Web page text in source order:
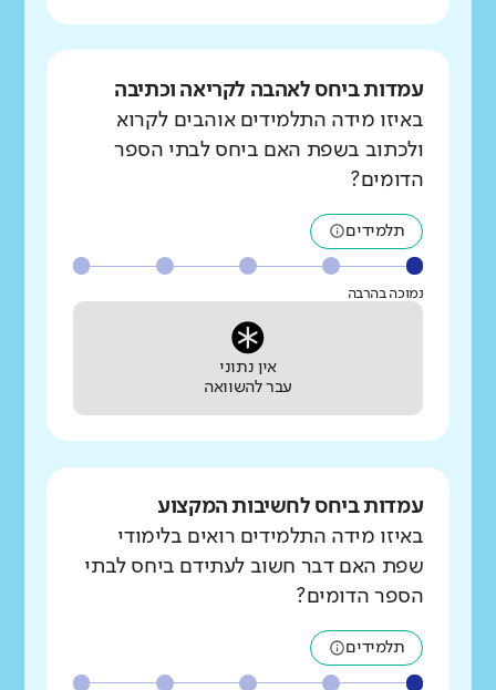
עמדות ביחס לאהבה לקריאה וכתיבה
באיזו מידה התלמידים אוהבים לקרוא
ולכתוב בשפת האם ביחס לבתי הספר
הדומים?
תלמידים
נמוכה בהרבה
אין נתוני
עבר להשוואה
עמדות ביחס לחשיבות המקצוע
באיזו מידה התלמידים רואים בלימודי
שפת האם דבר חשוב לעתידם ביחס לבתי
הספר הדומים?
תלמידים